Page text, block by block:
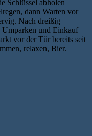
Schlüssel abholen
dann Warten vor
Nach dreißig
und Einkauf
vor der Tür bereits seit
relaxen, Bier.